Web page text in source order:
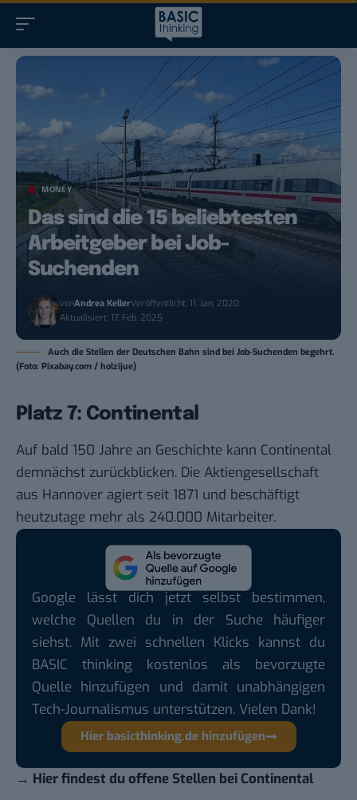
MONEY
Das sind die 15 beliebtesten
Arbeitgeber bei Job-
Suchenden
vonAndrea KellerVeröffentlicht: 11. Jan. 2020
Aktualisiert: 17. Feb. 2025
Auch die Stellen der Deutschen Bahn sind bei Job-Suchenden begehrt.
(Foto: Pixabay.com / holzijue)
Platz 7: Continental
Auf bald 150 Jahre an Geschichte kann Continental
demnächst zurückblicken. Die Aktiengesellschaft
aus Hannover agiert seit 1871 und beschäftigt
heutzutage mehr als 240.000 Mitarbeiter.
Google lässt dich jetzt selbst bestimmen,
welche Quellen du in der Suche häufiger
siehst. Mit zwei schnellen Klicks kannst du
BASIC thinking kostenlos als bevorzugte
Quelle hinzufügen und damit unabhängigen
Tech-Journalismus unterstützen. Vielen Dank!
Hier basicthinking.de hinzufügen
→ Hier findest du offene Stellen bei Continental